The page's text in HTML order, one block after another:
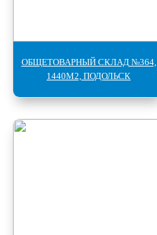
ОБЩЕТОВАРНЫЙ СКЛАД №364,
1440М2, ПОДОЛЬСК